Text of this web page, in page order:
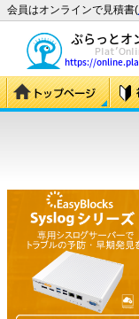
会員はオンラインで見積書(